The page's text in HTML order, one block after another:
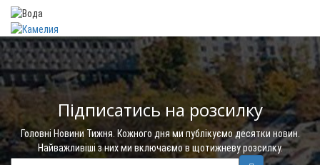
Підписатись на розсилку
Головні Новини Тижня. Кожного дня ми публікуємо десятки новин.
Найважливіші з них ми включаємо в щотижневу розсилку.